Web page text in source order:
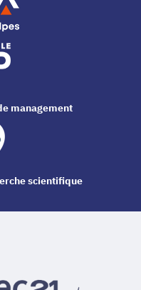
management
scientifique